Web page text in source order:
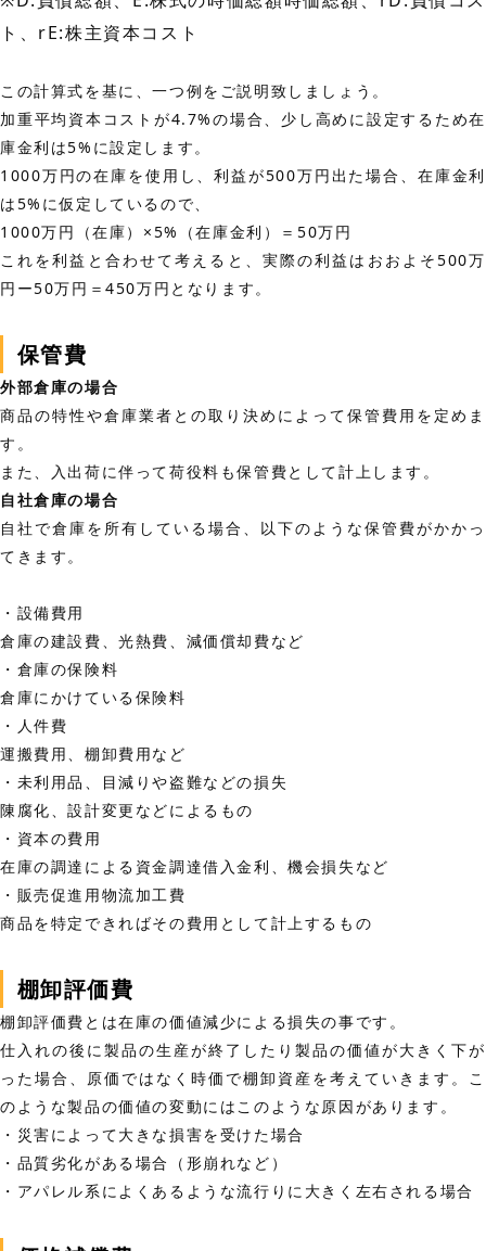
ト、rE:株主資本コスト
この計算式を基に、一つ例をご説明致しましょう。
加重平均資本コストが4.7%の場合、少し高めに設定するため在
庫金利は5%に設定します。
1000万円の在庫を使用し、利益が500万円出た場合、在庫金利
は5%に仮定しているので、
1000万円（在庫）×5%（在庫金利）＝50万円
これを利益と合わせて考えると、実際の利益はおおよそ500万
円ー50万円＝450万円となります。
保管費
外部倉庫の場合
商品の特性や倉庫業者との取り決めによって保管費用を定めま
す。
また、入出荷に伴って荷役料も保管費として計上します。
自社倉庫の場合
自社で倉庫を所有している場合、以下のような保管費がかかっ
てきます。
・設備費用
倉庫の建設費、光熱費、減価償却費など
・倉庫の保険料
倉庫にかけている保険料
・人件費
運搬費用、棚卸費用など
・未利用品、目減りや盗難などの損失
陳腐化、設計変更などによるもの
・資本の費用
在庫の調達による資金調達借入金利、機会損失など
・販売促進用物流加工費
商品を特定できればその費用として計上するもの
棚卸評価費
棚卸評価費とは在庫の価値減少による損失の事です。
仕入れの後に製品の生産が終了したり製品の価値が大きく下が
った場合、原価ではなく時価で棚卸資産を考えていきます。こ
のような製品の価値の変動にはこのような原因があります。
・災害によって大きな損害を受けた場合
・品質劣化がある場合（形崩れなど）
・アパレル系によくあるような流行りに大きく左右される場合